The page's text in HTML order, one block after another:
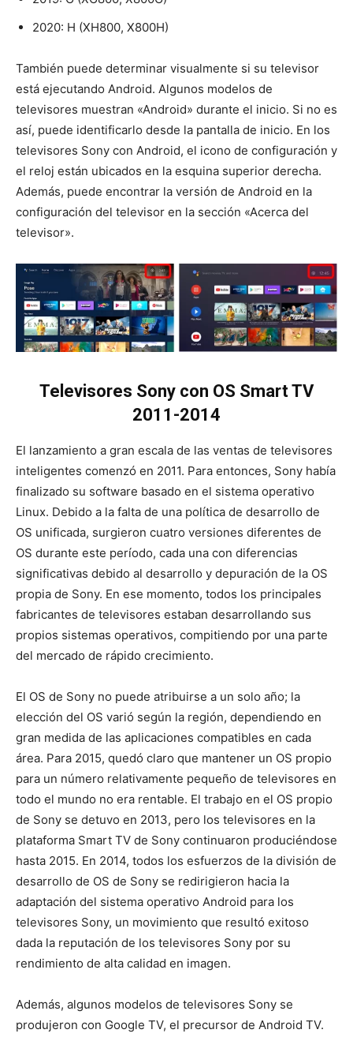
2020: H (XH800, X800H)
También puede determinar visualmente si su televisor
está ejecutando Android. Algunos modelos de
televisores muestran «Android» durante el inicio. Si no es
así, puede identificarlo desde la pantalla de inicio. En los
televisores Sony con Android, el icono de configuración y
el reloj están ubicados en la esquina superior derecha.
Además, puede encontrar la versión de Android en la
configuración del televisor en la sección «Acerca del
televisor».
Televisores Sony con OS Smart TV
2011-2014
El lanzamiento a gran escala de las ventas de televisores
inteligentes comenzó en 2011. Para entonces, Sony había
finalizado su software basado en el sistema operativo
Linux. Debido a la falta de una política de desarrollo de
OS unificada, surgieron cuatro versiones diferentes de
OS durante este período, cada una con diferencias
significativas debido al desarrollo y depuración de la OS
propia de Sony. En ese momento, todos los principales
fabricantes de televisores estaban desarrollando sus
propios sistemas operativos, compitiendo por una parte
del mercado de rápido crecimiento.
El OS de Sony no puede atribuirse a un solo año; la
elección del OS varió según la región, dependiendo en
gran medida de las aplicaciones compatibles en cada
área. Para 2015, quedó claro que mantener un OS propio
para un número relativamente pequeño de televisores en
todo el mundo no era rentable. El trabajo en el OS propio
de Sony se detuvo en 2013, pero los televisores en la
plataforma Smart TV de Sony continuaron produciéndose
hasta 2015. En 2014, todos los esfuerzos de la división de
desarrollo de OS de Sony se redirigieron hacia la
adaptación del sistema operativo Android para los
televisores Sony, un movimiento que resultó exitoso
dada la reputación de los televisores Sony por su
rendimiento de alta calidad en imagen.
Además, algunos modelos de televisores Sony se
produjeron con Google TV, el precursor de Android TV.